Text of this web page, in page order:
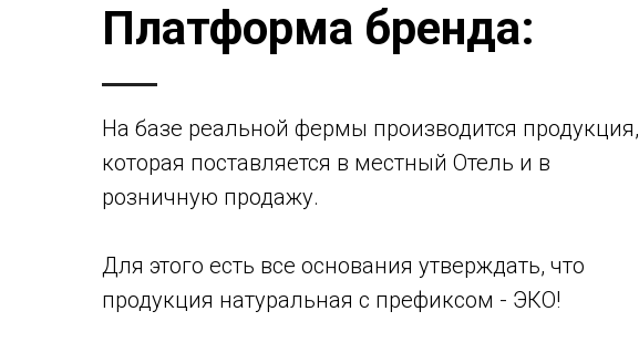
Платформа бренда:
На базе реальной фермы производится продукция,
которая поставляется в местный Отель и в
розничную продажу.
Для этого есть все основания утверждать, что
продукция натуральная с префиксом - ЭКО!